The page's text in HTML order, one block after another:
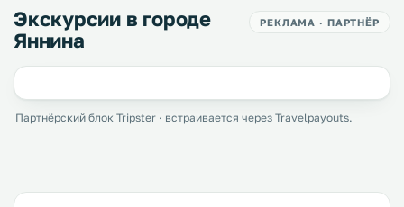
Экскурсии в городе
Яннина
РЕКЛАМА · ПАРТНЁР
Партнёрский блок Tripster · встраивается через Travelpayouts.